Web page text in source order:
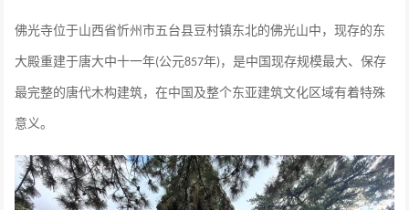
佛光寺位于山西省忻州市五台县豆村镇东北的佛光山中，现存的东
大殿重建于唐大中十一年(公元857年)，是中国现存规模最大、保存
最完整的唐代木构建筑，在中国及整个东亚建筑文化区域有着特殊
意义。